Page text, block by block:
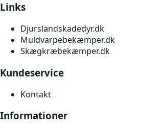
Links
Djurslandskadedyr.dk
Muldvarpebekæmper.dk
Skægkræbekæmper.dk
Kundeservice
Kontakt
Informationer